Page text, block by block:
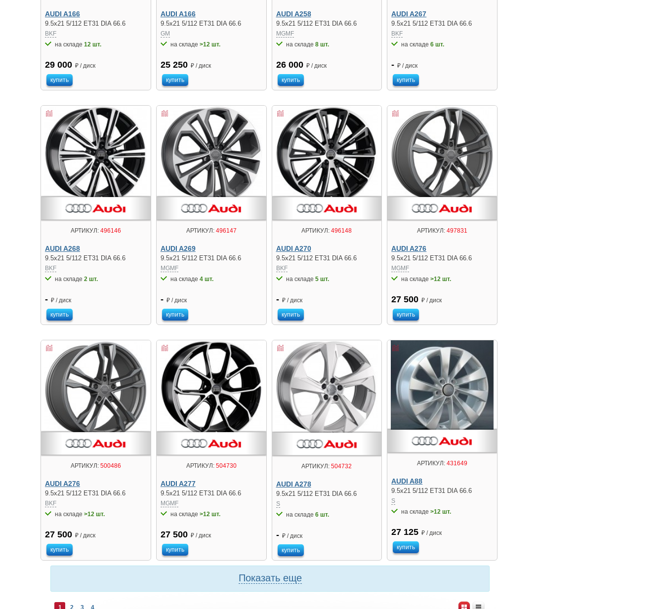
AUDI A166
9.5x21 5/112 ET31 DIA 66.6
BKF
на складе 12 шт.
29 000 ₽ / диск
купить
AUDI A166
9.5x21 5/112 ET31 DIA 66.6
GM
на складе >12 шт.
25 250 ₽ / диск
купить
AUDI A258
9.5x21 5/112 ET31 DIA 66.6
MGMF
на складе 8 шт.
26 000 ₽ / диск
купить
AUDI A267
9.5x21 5/112 ET31 DIA 66.6
BKF
на складе6 шт.
- ₽ / диск
купить
АРТИКУЛ:496146
AUDI A268
9.5x21 5/112 ET31 DIA 66.6
BKF
на складе 2 шт.
- ₽ / диск
купить
АРТИКУЛ:496147
AUDI A269
9.5x21 5/112 ET31 DIA 66.6
MGMF
на складе 4 шт.
- ₽ / диск
купить
АРТИКУЛ: 496148
AUDI A270
9.5x21 5/112 ET31 DIA 66.6
BKF
на складе 5 шт.
- ₽ / диск
купить
АРТИКУЛ: 497831
AUDI A276
9.5x21 5/112 ET31 DIA 66.6
MGMF
на складе>12 шт.
27 500 ₽ / диск
купить
АРТИКУЛ:500486
AUDI A276
9.5x21 5/112 ET31 DIA 66.6
BKF
на складе >12 шт.
27 500 ₽ / диск
купить
АРТИКУЛ:504730
AUDI A277
9.5x21 5/112 ET31 DIA 66.6
MGMF
на складе >12 шт.
27 500 ₽ / диск
купить
АРТИКУЛ: 504732
AUDI A278
9.5x21 5/112 ET31 DIA 66.6
S
на складе 6 шт.
- ₽ / диск
купить
АРТИКУЛ: 431649
AUDI A88
9.5x21 5/112 ET31 DIA 66.6
S
на складе>12 шт.
27 125 ₽ / диск
купить
Показать еще
1 2 3 4